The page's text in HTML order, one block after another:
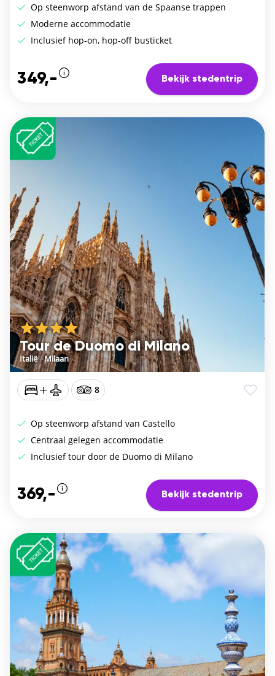
Op steenworp afstand van de Spaanse trappen
Moderne accommodatie
Inclusief hop-on, hop-off busticket
349,- Bekijk stedentrip
Tour de Duomo di Milano
Italië/Milaan
8
Op steenworp afstand van Castello
Centraal gelegen accommodatie
Inclusief tour door de Duomo di Milano
369,- Bekijk stedentrip